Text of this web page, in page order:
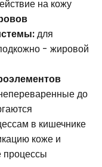
на кожу
для
- жировой
до
в кишечнике
коже и
процессы